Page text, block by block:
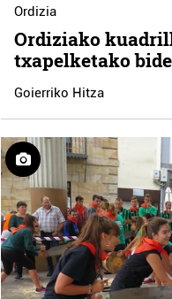
Ordizia
Ordiziako
txapelketako
Goierriko Hitza